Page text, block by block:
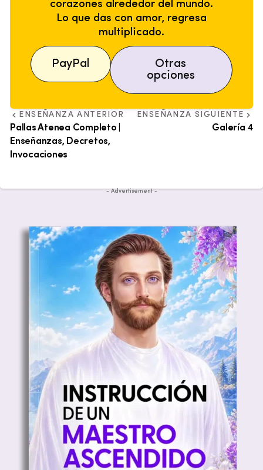
corazones alrededor del mundo.
Lo que das con amor, regresa
multiplicado.
PayPal
Otras
opciones
ENSEÑANZA ANTERIOR
Pallas Atenea Completo |
Enseñanzas, Decretos,
Invocaciones
ENSEÑANZA SIGUIENTE
Galería 4
- Advertisement -